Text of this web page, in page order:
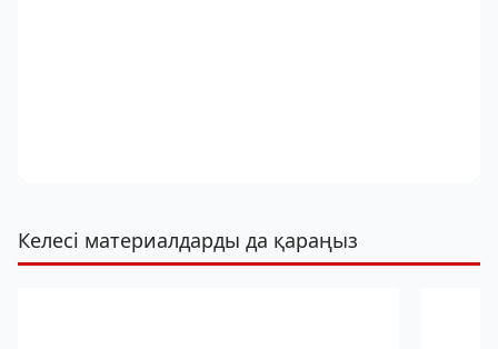
Келесі материалдарды да қараңыз